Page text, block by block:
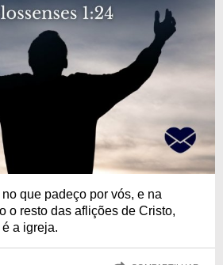
que padeço por vós, e na
o resto das aflições de Cristo,
a igreja.